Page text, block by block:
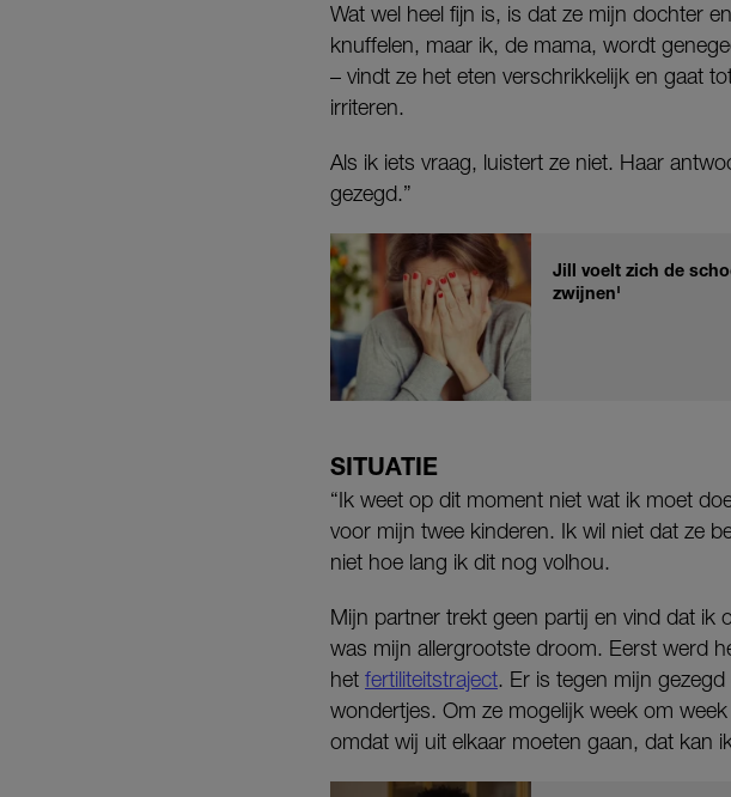
Wat wel heel fijn is, is dat ze mijn dochter
knuffelen, maar ik, de mama, wordt
– vindt ze het eten verschrikkelijk en gaat
irriteren.
Als ik iets vraag, luistert ze niet. Haar
gezegd.”
Jill voelt zich de
zwijnen'
SITUATIE
“Ik weet op dit moment niet wat ik moet
voor mijn twee kinderen. Ik wil niet dat ze
niet hoe lang ik dit nog volhou.
Mijn partner trekt geen partij en vind dat ik
was mijn allergrootste droom. Eerst werd
het fertiliteitstraject. Er is tegen mijn
wondertjes. Om ze mogelijk week om
omdat wij uit elkaar moeten gaan, dat kan